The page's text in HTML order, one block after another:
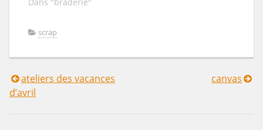
Dans "braderie"
scrap
Navigation
ateliers des vacances
d’avril
canvas